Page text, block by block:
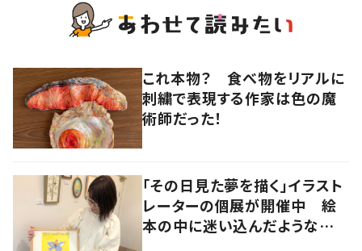
これ本物？ 食べ物をリアルに
刺繍で表現する作家は色の魔
術師だった！
「その日見た夢を描く」イラスト
レーターの個展が開催中 絵
本の中に迷い込んだような想